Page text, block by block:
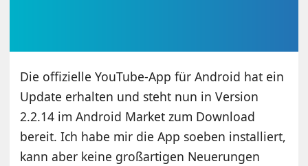
Die offizielle YouTube-App für Android hat ein
Update erhalten und steht nun in Version
2.2.14 im Android Market zum Download
bereit. Ich habe mir die App soeben installiert,
kann aber keine großartigen Neuerungen